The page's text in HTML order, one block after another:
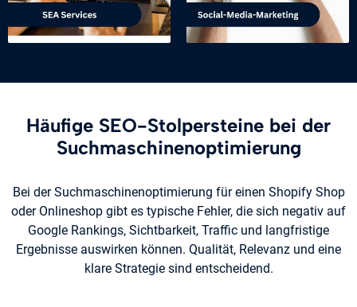
Häufige SEO-Stolpersteine bei der
Suchmaschinenoptimierung
Bei der Suchmaschinenoptimierung für einen Shopify Shop
oder Onlineshop gibt es typische Fehler, die sich negativ auf
Google Rankings, Sichtbarkeit, Traffic und langfristige
Ergebnisse auswirken können. Qualität, Relevanz und eine
klare Strategie sind entscheidend.